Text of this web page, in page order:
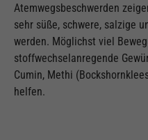
Atemwegsbeschwerden
sehr süße, schwere, salzige
werden. Möglichst viel
stoffwechselanregende
Cumin, Methi
helfen.